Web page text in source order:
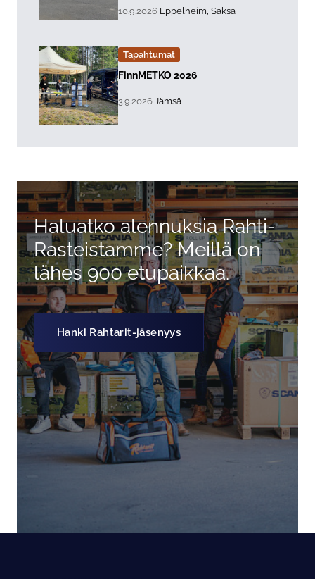
, Tapahtuman päiväys:
10.9.2026 Sijainti:
Eppelheim, Saksa
Tapahtumat
Lue lisää about event "
FinnMETKO 2026
, Tapahtuman päiväys:
3.9.2026 Sijainti:
Jämsä
Haluatko alennuksia Rahti-
Rasteistamme? Meillä on
lähes 900 etupaikkaa.
Hanki Rahtarit-jäsenyys